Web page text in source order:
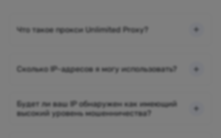
Что такое прокси Unlimited Proxy?
Сколько IP-адресов я могу использовать?
Будет ли ваш IP обнаружен как имеющий
высокий уровень мошенничества?